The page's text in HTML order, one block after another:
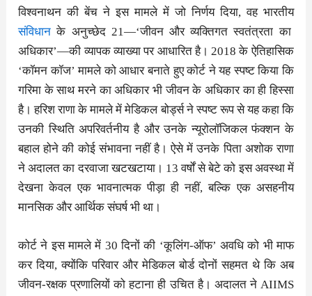
विश्वनाथन की बेंच ने इस मामले में जो निर्णय दिया, वह भारतीय
संविधान के अनुच्छेद 21—‘जीवन और व्यक्तिगत स्वतंत्रता का
अधिकार’—की व्यापक व्याख्या पर आधारित है। 2018 के ऐतिहासिक
‘कॉमन कॉज’ मामले को आधार बनाते हुए कोर्ट ने यह स्पष्ट किया कि
गरिमा के साथ मरने का अधिकार भी जीवन के अधिकार का ही हिस्सा
है। हरिश राणा के मामले में मेडिकल बोर्ड्स ने स्पष्ट रूप से यह कहा कि
उनकी स्थिति अपरिवर्तनीय है और उनके न्यूरोलॉजिकल फंक्शन के
बहाल होने की कोई संभावना नहीं है। ऐसे में उनके पिता अशोक राणा
ने अदालत का दरवाजा खटखटाया। 13 वर्षों से बेटे को इस अवस्था में
देखना केवल एक भावनात्मक पीड़ा ही नहीं, बल्कि एक असहनीय
मानसिक और आर्थिक संघर्ष भी था।
कोर्ट ने इस मामले में 30 दिनों की ‘कूलिंग-ऑफ’ अवधि को भी माफ
कर दिया, क्योंकि परिवार और मेडिकल बोर्ड दोनों सहमत थे कि अब
जीवन-रक्षक प्रणालियों को हटाना ही उचित है। अदालत ने AIIMS